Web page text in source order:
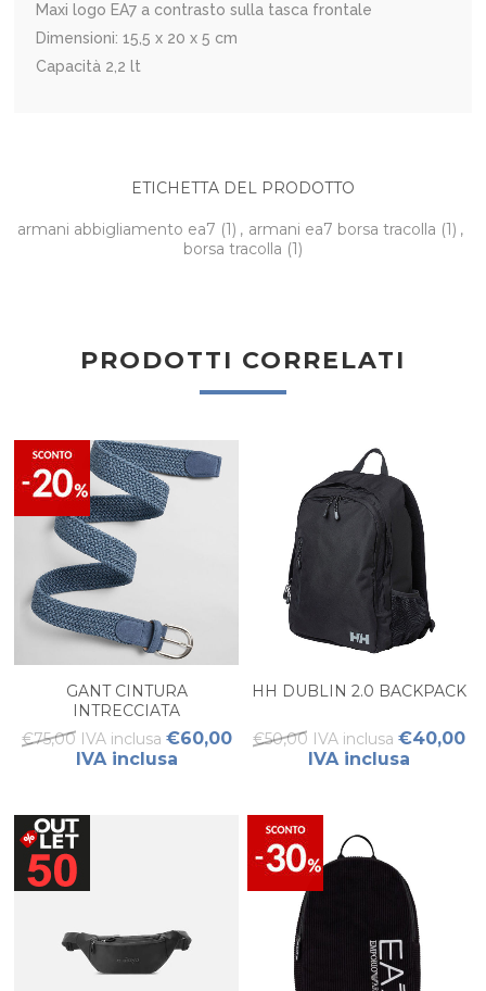
Maxi logo EA7 a contrasto sulla tasca frontale
Dimensioni: 15,5 x 20 x 5 cm
Capacità 2,2 lt
ETICHETTA DEL PRODOTTO
armani abbigliamento ea7 (1) , armani ea7 borsa tracolla (1) ,
borsa tracolla (1)
PRODOTTI CORRELATI
GANT CINTURA
INTRECCIATA
ELASTICIZZATA DONNA
€75,00 IVA inclusa €60,00
IVA inclusa
HH DUBLIN 2.0 BACKPACK
€50,00 IVA inclusa €40,00
IVA inclusa